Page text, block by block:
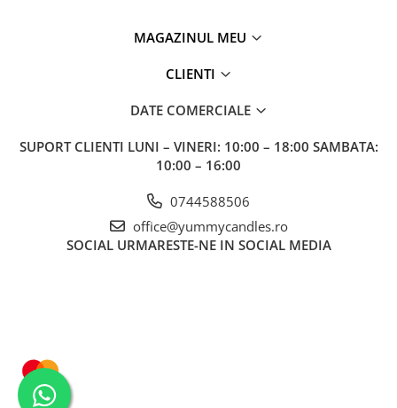
MAGAZINUL MEU
CLIENTI
DATE COMERCIALE
SUPORT CLIENTI LUNI – VINERI: 10:00 – 18:00 SAMBATA:
10:00 – 16:00
0744588506
office@yummycandles.ro
SOCIAL URMARESTE-NE IN SOCIAL MEDIA